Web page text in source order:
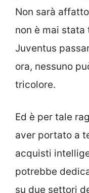
Non sarà
non è mai
Juventus
ora, nessuno
tricolore.
Ed è per tale
aver portato a
acquisti
potrebbe
su due settori